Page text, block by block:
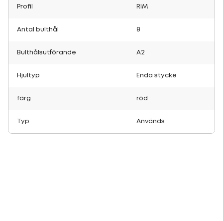
Profil RIM
Antal bulthål 8
Bulthålsutförande A2
Hjultyp Enda stycke
färg röd
Typ Används